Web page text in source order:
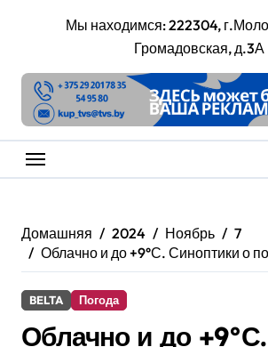
Мы находимся: 222304,
Громадовская, д.3А
Домашняя 2024 Ноябрь
7
Облачно и до +9°С. Синоптики о
BELTA Погода
Облачно и до +9°С.